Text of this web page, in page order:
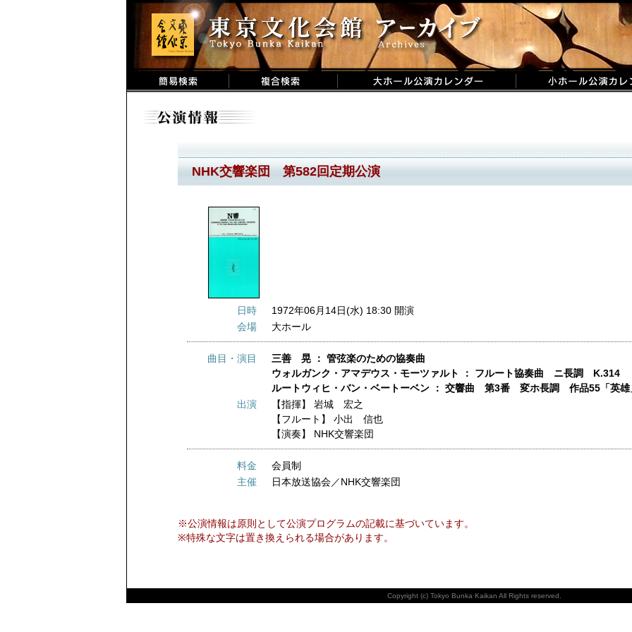
NHK交響楽団 第582回定期公演
日時
1972年06月14日(水) 18:30 開演
会場
大ホール
曲目・演目
三善 晃 ： 管弦楽のための協奏曲
ウォルガンク・アマデウス・モーツァルト ： フルート協奏曲 ニ長調 K.314
ルートウィヒ・バン・ベートーベン ： 交響曲 第3番 変ホ長調 作品55「英雄
出演
【指揮】 岩城 宏之
【フルート】 小出 信也
【演奏】 NHK交響楽団
料金
会員制
主催
日本放送協会／NHK交響楽団
※公演情報は原則として公演プログラムの記載に基づいています。
※特殊な文字は置き換えられる場合があります。
Copyright (c) Tokyo Bunka Kaikan All Rights reserved.